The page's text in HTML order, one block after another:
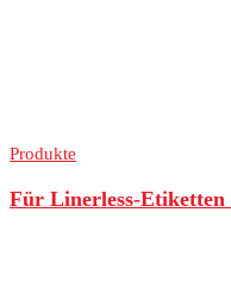
Produkte
Für Linerless-